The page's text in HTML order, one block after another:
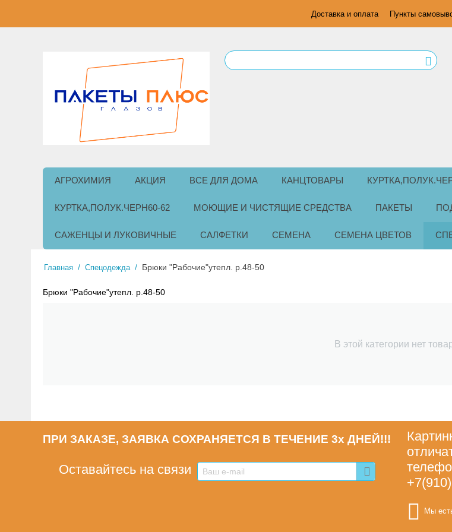
Доставка и оплата Пункты
АГРОХИМИЯ АКЦИЯ ВСЕ ДЛЯ ДОМА КАНЦТОВАРЫ
КУРТКА,ПОЛУК.ЧЕРН60-62 МОЮЩИЕ И ЧИСТЯЩИЕ СРЕДСТВА ПАКЕТЫ
САЖЕНЦЫ И ЛУКОВИЧНЫЕ САЛФЕТКИ СЕМЕНА СЕМЕНА ЦВЕТОВ
Главная / Спецодежда / Брюки "Рабочие"утепл. р.48-50
Брюки "Рабочие"утепл. р.48-50
В этой категории нет
ПРИ ЗАКАЗЕ, ЗАЯВКА СОХРАНЯЕТСЯ В ТЕЧЕНИЕ 3х ДНЕЙ!!!
Оставайтесь на связи
Мы